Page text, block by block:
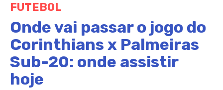
FUTEBOL
Onde vai passar o jogo do
Corinthians x Palmeiras
Sub-20: onde assistir
hoje